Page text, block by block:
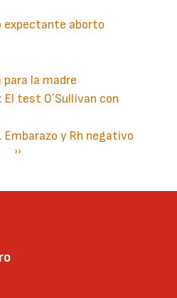
expectante aborto
para la madre
El test O´Sullivan con
y Rh negativo
Siguiente
››